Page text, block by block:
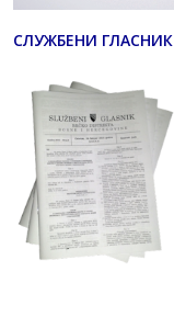
СЛУЖБЕНИ ГЛАСНИК